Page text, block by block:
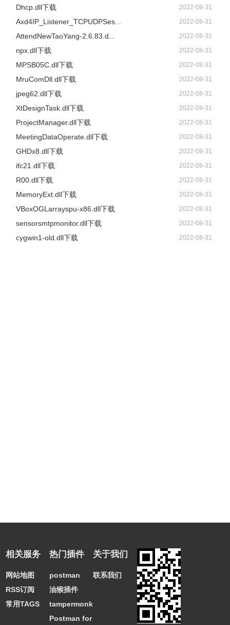
Dhcp.dll下载 2022-08-31
Axd4IP_Listener_TCPUDPSes... 2022-08-31
AttendNewTaoYang-2.6.83.d... 2022-08-31
npx.dll下载 2022-08-31
MPSB05C.dll下载 2022-08-31
MruComDll.dll下载 2022-08-31
jpeg62.dll下载 2022-08-31
XtDesignTask.dll下载 2022-08-31
ProjectManager.dll下载 2022-08-31
MeetingDataOperate.dll下载 2022-08-31
GHDx8.dll下载 2022-08-31
ifc21.dll下载 2022-08-31
R00.dll下载 2022-08-31
MemoryExt.dll下载 2022-08-31
VBoxOGLarrayspu-x86.dll下载 2022-08-31
sensorsmtpmonitor.dll下载 2022-08-31
cygwin1-old.dll下载 2022-08-31
相关服务
网站地图
RSS订阅
常用TAGS
热门插件
postman
油猴插件
tampermonkey
Postman for
关于我们
联系我们